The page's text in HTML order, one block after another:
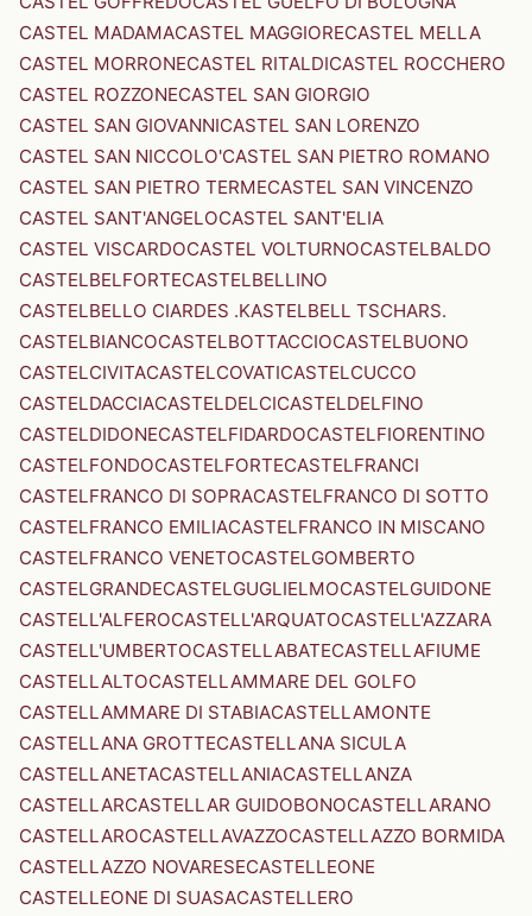
CASTEL MADAMACASTEL MAGGIORECASTEL MELLA
CASTEL MORRONECASTEL RITALDICASTEL ROCCHERO
CASTEL ROZZONECASTEL SAN GIORGIO
CASTEL SAN GIOVANNICASTEL SAN LORENZO
CASTEL SAN NICCOLO'CASTEL SAN PIETRO ROMANO
CASTEL SAN PIETRO TERMECASTEL SAN VINCENZO
CASTEL SANT'ANGELOCASTEL SANT'ELIA
CASTEL VISCARDOCASTEL VOLTURNOCASTELBALDO
CASTELBELFORTECASTELBELLINO
CASTELBELLO CIARDES .KASTELBELL TSCHARS.
CASTELBIANCOCASTELBOTTACCIOCASTELBUONO
CASTELCIVITACASTELCOVATICASTELCUCCO
CASTELDACCIACASTELDELCICASTELDELFINO
CASTELDIDONECASTELFIDARDOCASTELFIORENTINO
CASTELFONDOCASTELFORTECASTELFRANCI
CASTELFRANCO DI SOPRACASTELFRANCO DI SOTTO
CASTELFRANCO EMILIACASTELFRANCO IN MISCANO
CASTELFRANCO VENETOCASTELGOMBERTO
CASTELGRANDECASTELGUGLIELMOCASTELGUIDONE
CASTELL'ALFEROCASTELL'ARQUATOCASTELL'AZZARA
CASTELL'UMBERTOCASTELLABATECASTELLAFIUME
CASTELLALTOCASTELLAMMARE DEL GOLFO
CASTELLAMMARE DI STABIACASTELLAMONTE
CASTELLANA GROTTECASTELLANA SICULA
CASTELLANETACASTELLANIACASTELLANZA
CASTELLARCASTELLAR GUIDOBONOCASTELLARANO
CASTELLAROCASTELLAVAZZOCASTELLAZZO BORMIDA
CASTELLAZZO NOVARESECASTELLEONE
CASTELLEONE DI SUASACASTELLERO